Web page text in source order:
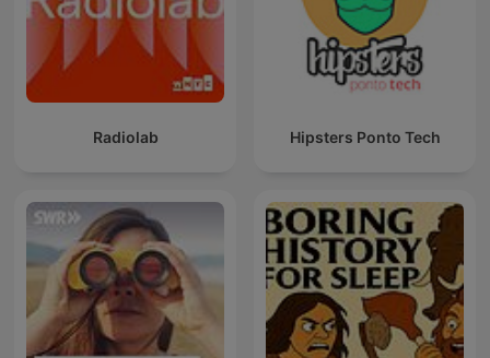
Radiolab Hipsters Ponto Tech